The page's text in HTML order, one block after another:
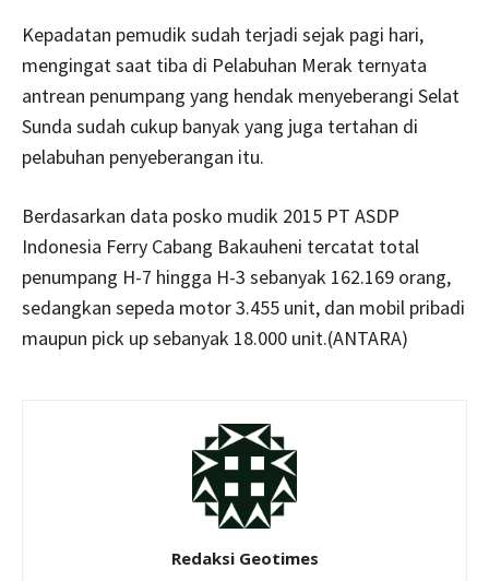
Kepadatan pemudik sudah terjadi sejak pagi hari,
mengingat saat tiba di Pelabuhan Merak ternyata
antrean penumpang yang hendak menyeberangi Selat
Sunda sudah cukup banyak yang juga tertahan di
pelabuhan penyeberangan itu.
Berdasarkan data posko mudik 2015 PT ASDP
Indonesia Ferry Cabang Bakauheni tercatat total
penumpang H-7 hingga H-3 sebanyak 162.169 orang,
sedangkan sepeda motor 3.455 unit, dan mobil pribadi
maupun pick up sebanyak 18.000 unit.(ANTARA)
Redaksi Geotimes